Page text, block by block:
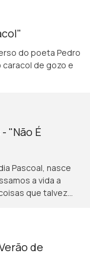
caracol de gozo e
"Não É
Pascoal, nasce
a vida a
que talvez
de